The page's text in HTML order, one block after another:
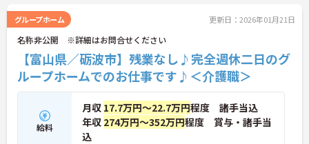
グループホーム 更新日：2026年01月21日
名称非公開 ※詳細はお問合せください
【富山県／砺波市】残業なし♪完全週休二日のグ
ループホームでのお仕事です♪＜介護職＞
給料
月収 17.7万円～22.7万円程度 諸手当込
年収 274万円～352万円程度 賞与・諸手当
込